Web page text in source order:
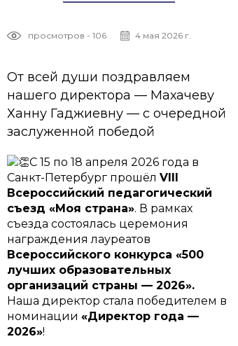
просмотров - 106 4 мая 2026 г.
От всей души поздравляем
нашего директора — Махачеву
Ханну Гаджиевну — с очередной
заслуженной победой
С 15 по 18 апреля 2026 года в
Санкт-Петербург прошёл VIII
Всероссийский педагогический
съезд «Моя страна». В рамках
съезда состоялась церемония
награждения лауреатов
Всероссийского конкурса «500
лучших образовательных
организаций страны — 2026».
Наша директор стала победителем в
номинации «Директор года —
2026»!